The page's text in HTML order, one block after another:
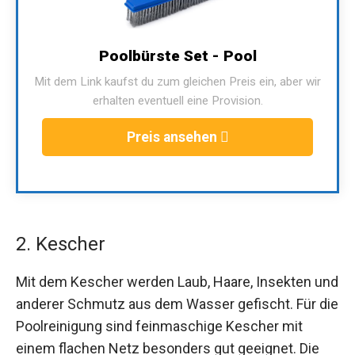
Poolbürste Set - Pool
Mit dem Link kaufst du zum gleichen Preis ein, aber wir
erhalten eventuell eine Provision.
Preis ansehen
2. Kescher
Mit dem Kescher werden Laub, Haare, Insekten und
anderer Schmutz aus dem Wasser gefischt. Für die
Poolreinigung sind feinmaschige Kescher mit
einem flachen Netz besonders gut geeignet. Die